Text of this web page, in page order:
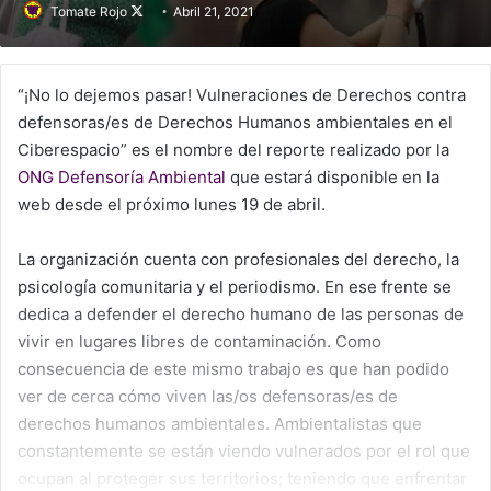
Tomate Rojo
Follow
X
Abril 21, 2021
“¡No lo dejemos pasar! Vulneraciones de Derechos contra
defensoras/es de Derechos Humanos ambientales en el
Ciberespacio” es el nombre del reporte realizado por la
ONG Defensoría Ambiental que estará disponible en la
web desde el próximo lunes 19 de abril.
La organización cuenta con profesionales del derecho, la
psicología comunitaria y el periodismo. En ese frente se
dedica a defender el derecho humano de las personas de
vivir en lugares libres de contaminación. Como
consecuencia de este mismo trabajo es que han podido
ver de cerca cómo viven las/os defensoras/es de
derechos humanos ambientales. Ambientalistas que
constantemente se están viendo vulnerados por el rol que
ocupan al proteger sus territorios; teniendo que enfrentar